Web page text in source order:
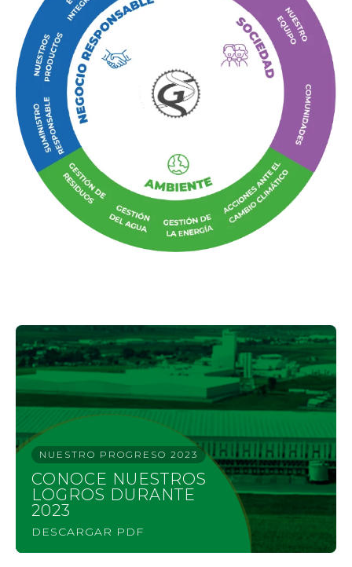
NUESTRO PROGRESO 2023
CONOCE NUESTROS
LOGROS DURANTE
2023
DESCARGAR PDF